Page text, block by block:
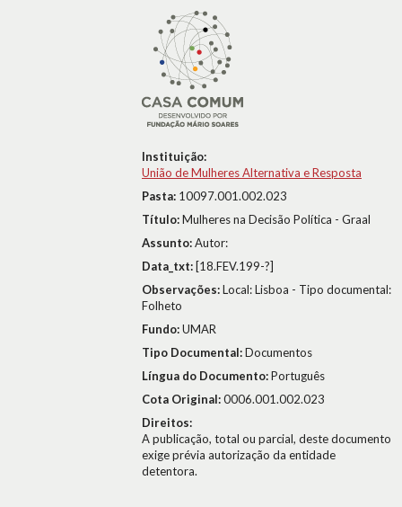
Instituição:
União de Mulheres Alternativa e Resposta
Pasta: 10097.001.002.023
Título:Mulheres na Decisão Política - Graal
Assunto:Autor:
Data_txt: [18.FEV.199-?]
Observações:Local: Lisboa - Tipo documental:
Folheto
Fundo:UMAR
Tipo Documental:Documentos
Língua do Documento:Português
Cota Original:0006.001.002.023
Direitos:
A publicação, total ou parcial, deste documento
exige prévia autorização da entidade
detentora.